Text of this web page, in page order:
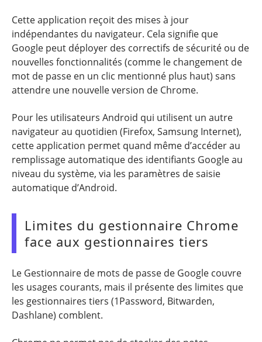
Cette application reçoit des mises à jour
indépendantes du navigateur. Cela signifie que
Google peut déployer des correctifs de sécurité ou de
nouvelles fonctionnalités (comme le changement de
mot de passe en un clic mentionné plus haut) sans
attendre une nouvelle version de Chrome.
Pour les utilisateurs Android qui utilisent un autre
navigateur au quotidien (Firefox, Samsung Internet),
cette application permet quand même d’accéder au
remplissage automatique des identifiants Google au
niveau du système, via les paramètres de saisie
automatique d’Android.
Limites du gestionnaire Chrome
face aux gestionnaires tiers
Le Gestionnaire de mots de passe de Google couvre
les usages courants, mais il présente des limites que
les gestionnaires tiers (1Password, Bitwarden,
Dashlane) comblent.